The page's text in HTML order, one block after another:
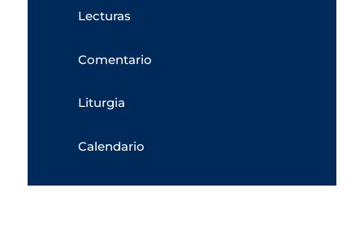
Lecturas
Comentario
Liturgia
Calendario